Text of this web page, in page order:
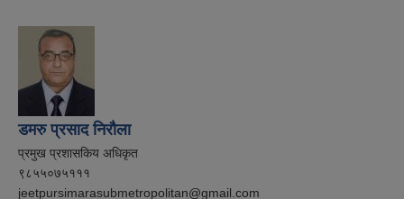
डमरु प्रसाद निरौला
प्रमुख प्रशासकिय अधिकृत
९८५५०७५१११
jeetpursimarasubmetropolitan@gmail.com